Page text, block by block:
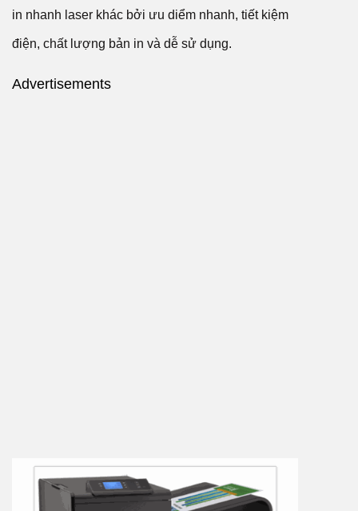
in nhanh laser khác bởi ưu diểm nhanh, tiết kiệm
điện, chất lượng bản in và dễ sử dụng.
Advertisements